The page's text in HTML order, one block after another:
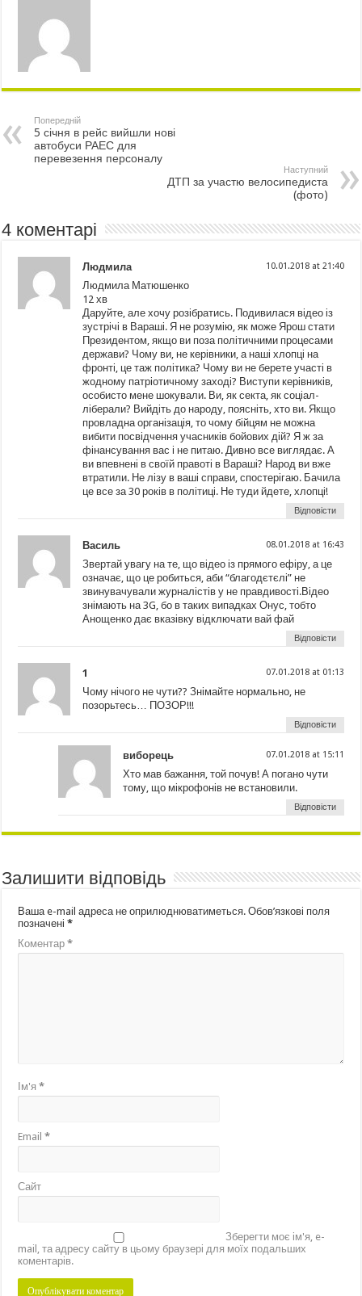
Попередній
5 січня в рейс вийшли нові
автобуси РАЕС для
перевезення персоналу
Наступний
ДТП за участю велосипедиста
(фото)
4 коментарі
Людмила 10.01.2018 at 21:40
Людмила Матюшенко
12 хв
Даруйте, але хочу розібратись. Подивилася відео із
зустрічі в Вараші. Я не розумію, як може Ярош стати
Президентом, якщо ви поза політичними процесами
держави? Чому ви, не керівники, а наші хлопці на
фронті, це таж політика? Чому ви не берете участі в
жодному патріотичному заході? Виступи керівників,
особисто мене шокували. Ви, як секта, як соціал-
ліберали? Вийдіть до народу, поясніть, хто ви. Якщо
провладна організація, то чому бійцям не можна
вибити посвідчення учасників бойових дій? Я ж за
фінансування вас і не питаю. Дивно все виглядає. А
ви впевнені в своїй правоті в Вараші? Народ ви вже
втратили. Не лізу в ваші справи, спостерігаю. Бачила
це все за 30 років в політиці. Не туди йдете, хлопці!
Відповісти
Василь 08.01.2018 at 16:43
Звертай увагу на те, що відео із прямого ефіру, а це
означає, що це робиться, аби “благодєтєлі” не
звинувачували журналістів у не правдивості.Відео
знімають на 3G, бо в таких випадках Онус, тобто
Анощенко дає вказівку відключати вай фай
Відповісти
1 07.01.2018 at 01:13
Чому нічого не чути?? Знімайте нормально, не
позорьтесь… ПОЗОР!!!
Відповісти
виборець 07.01.2018 at 15:11
Хто мав бажання, той почув! А погано чути
тому, що мікрофонів не встановили.
Відповісти
Залишити відповідь
Ваша e-mail адреса не оприлюднюватиметься. Обов’язкові поля
позначені*
Коментар*
Ім'я*
Email*
Сайт
Зберегти моє ім'я, e-
mail, та адресу сайту в цьому браузері для моїх подальших
коментарів.